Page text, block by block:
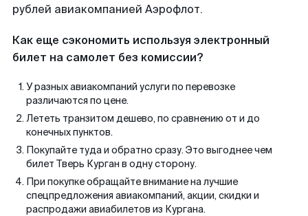
рублей авиакомпанией Аэрофлот.
Как еще сэкономить используя электронный
билет на самолет без комиссии?
У разных авиакомпаний услуги по перевозке
различаются по цене.
Лететь транзитом дешево, по сравнению от и до
конечных пунктов.
Покупайте туда и обратно сразу. Это выгоднее чем
билет Тверь Курган в одну сторону.
При покупке обращайте внимание на лучшие
спецпредложения авиакомпаний, акции, скидки и
распродажи авиабилетов из Кургана.